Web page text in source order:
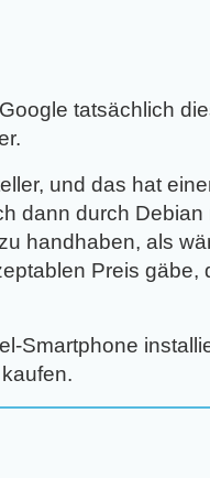
tatsächlich
und das hat
dann durch Debian
handhaben, als
Preis gäbe,
Smartphone